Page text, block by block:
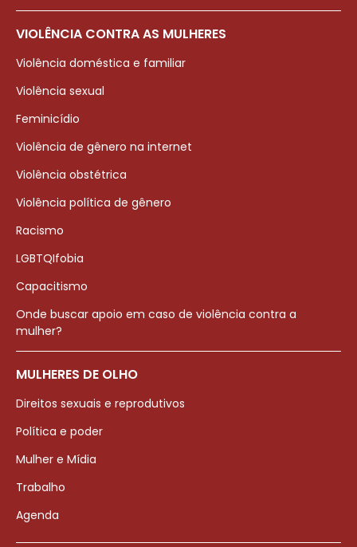
VIOLÊNCIA CONTRA AS MULHERES
Violência doméstica e familiar
Violência sexual
Feminicídio
Violência de gênero na internet
Violência obstétrica
Violência política de gênero
Racismo
LGBTQIfobia
Capacitismo
Onde buscar apoio em caso de violência contra a
mulher?
MULHERES DE OLHO
Direitos sexuais e reprodutivos
Política e poder
Mulher e Mídia
Trabalho
Agenda